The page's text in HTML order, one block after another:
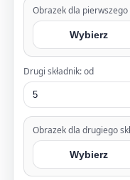
Obrazek dla pierwszego
Wybierz
Drugi składnik: od
Obrazek dla drugiego
Wybierz